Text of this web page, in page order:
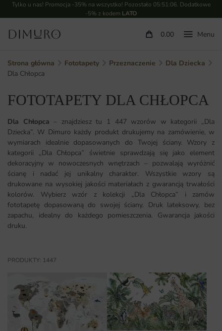
Tylko u nas! Promocja -35% na wszystko! Pozostało 05:51:04. Dodatkowe
-5% z kodem LATO
0.00
Strona główna Fototapety Przeznaczenie
Dla Dziecka
Dla Chłopca
FOTOTAPETY DLA CHŁOPCA
Dla Chłopca – znajdziesz tu 1 447 wzorów w kategorii „Dla
Dziecka”. W Dimuro każdy produkt drukujemy na zamówienie, w
wymiarach idealnie dopasowanych do Twojej ściany. Wzory z
kategorii „Dla Chłopca” świetnie sprawdzają się jako element
dekoracyjny w nowoczesnych wnętrzach – pozwalają wyróżnić
ścianę i nadać jej unikalny charakter. Wszystkie wzory są
drukowane na wysokiej jakości materiałach z gwarancją trwałości
kolorów. Wybierz wzór z kolekcji „Dla Chłopca” i zamów
fototapetę dopasowaną do swojej ściany. Druk lateksowy, bez
zapachu, idealny do każdego pomieszczenia. Gwarancja jakości
druku.
PRODUKTY: 1447